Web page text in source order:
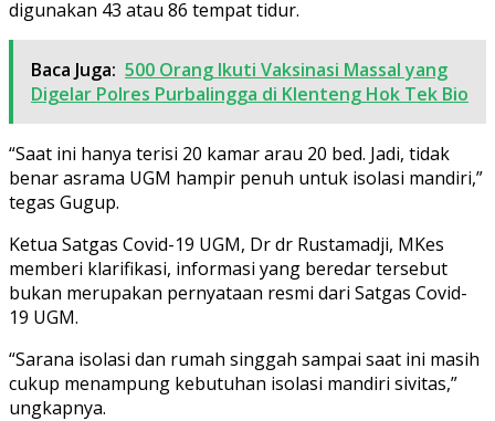
digunakan 43 atau 86 tempat tidur.
Baca Juga: 500 Orang Ikuti Vaksinasi Massal yang
Digelar Polres Purbalingga di Klenteng Hok Tek Bio
“Saat ini hanya terisi 20 kamar arau 20 bed. Jadi, tidak
benar asrama UGM hampir penuh untuk isolasi mandiri,”
tegas Gugup.
Ketua Satgas Covid-19 UGM, Dr dr Rustamadji, MKes
memberi klarifikasi, informasi yang beredar tersebut
bukan merupakan pernyataan resmi dari Satgas Covid-
19 UGM.
“Sarana isolasi dan rumah singgah sampai saat ini masih
cukup menampung kebutuhan isolasi mandiri sivitas,”
ungkapnya.